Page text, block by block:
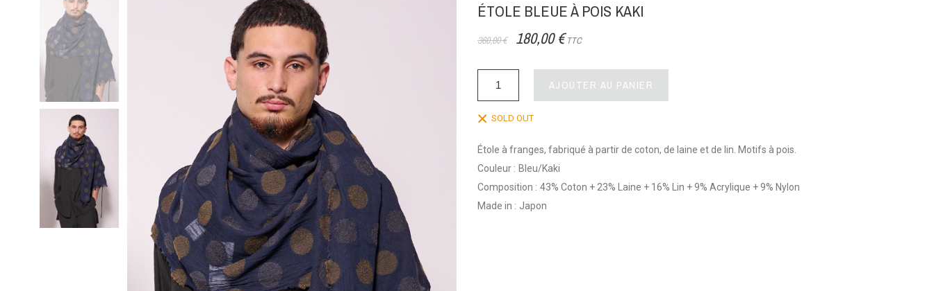
ÉTOLE BLEUE À POIS KAKI
360,00 € 180,00 € TTC
AJOUTER AU PANIER
SOLD OUT
Étole à franges, fabriqué à partir de coton, de laine et de lin. Motifs à pois.
Couleur : Bleu/Kaki
Composition : 43% Coton + 23% Laine + 16% Lin + 9% Acrylique + 9% Nylon
Made in : Japon